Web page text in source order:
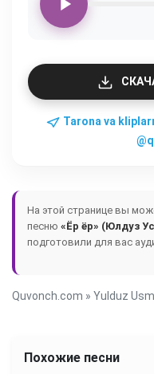
Tarona va
На этой странице вы
песню «Ёр ёр» (Юлдуз
подготовили для вас
Quvonch.com » Yulduz
Похожие песни